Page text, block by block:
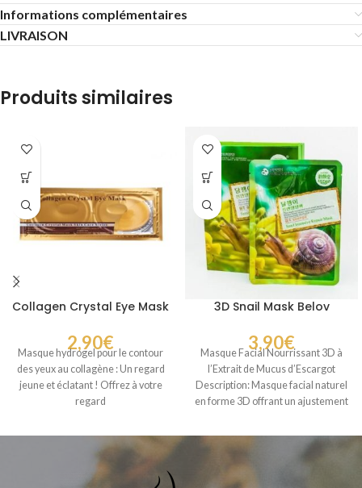
Informations complémentaires
LIVRAISON
Produits similaires
Collagen Crystal Eye Mask
2,90€
Masque hydrogel pour le contour
des yeux au collagène : Un regard
jeune et éclatant ! Offrez à votre
regard
3D Snail Mask Belov
3,90€
Masque Facial Nourrissant 3D à
l’Extrait de Mucus d’Escargot
Description: Masque facial naturel
en forme 3D offrant un ajustement